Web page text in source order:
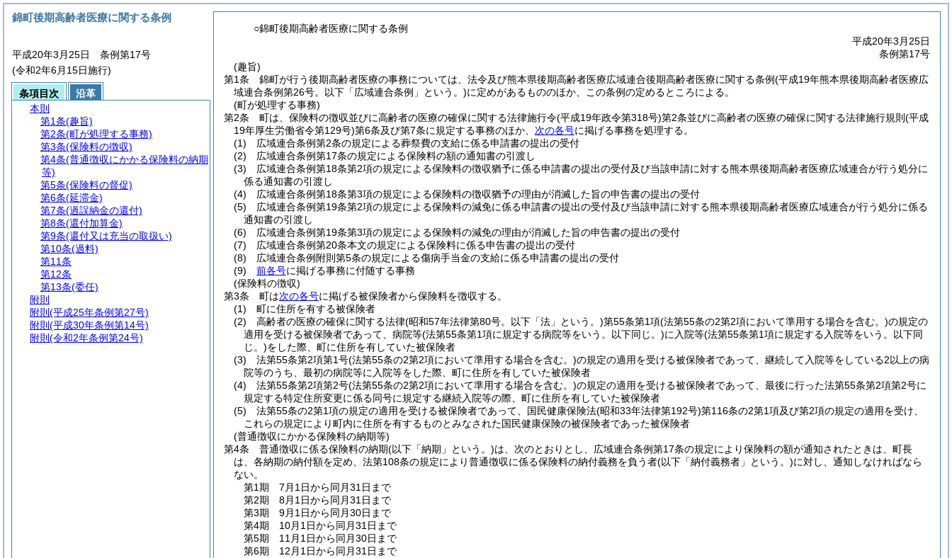
○錦町後期高齢者医療に関する条例
平成20年3月25日
条例第17号
(趣旨)
第1条
錦町が行う後期高齢者医療の事務については、法令及び熊本県後期高齢者医療広域連合後期高齢者医療に関する条例(平成19年熊本県後期高齢者医療広
域連合条例第26号。以下「広域連合条例」という。)に定めがあるもののほか、この条例の定めるところによる。
(町が処理する事務)
第2条
町は、保険料の徴収並びに高齢者の医療の確保に関する法律施行令(平成19年政令第318号)第2条並びに高齢者の医療の確保に関する法律施行規則 (平成
19年厚生労働省令第129号)第6条及び第7条に規定する事務のほか、 次の各号に掲げる事務を処理する。
(1)
広域連合条例第2条の規定による葬祭費の支給に係る申請書の提出の受付
(2)
広域連合条例第17条の規定による保険料の額の通知書の引渡し
(3)
広域連合条例第18条第2項の規定による保険料の徴収猶予に係る申請書の提出の受付及び当該申請に対する熊本県後期高齢者医療広域連合が行う処分に
係る通知書の引渡し
(4)
広域連合条例第18条第3項の規定による保険料の徴収猶予の理由が消滅した旨の申告書の提出の受付
(5)
広域連合条例第19条第2項の規定による保険料の減免に係る申請書の提出の受付及び当該申請に対する熊本県後期高齢者医療広域連合が行う処分に係る
通知書の引渡し
(6)
広域連合条例第19条第3項の規定による保険料の減免の理由が消滅した旨の申告書の提出の受付
(7)
広域連合条例第20条本文の規定による保険料に係る申告書の提出の受付
(8)
広域連合条例附則第5条の規定による傷病手当金の支給に係る申請書の提出の受付
(9)
前各号に掲げる事務に付随する事務
(保険料の徴収)
第3条
町は次の各号に掲げる被保険者から保険料を徴収する。
(1)
町に住所を有する被保険者
(2)
高齢者の医療の確保に関する法律(昭和57年法律第80号。以下「法」という。)第55条第1項(法第55条の2第2項において準用する場合を含む。)の規定の
適用を受ける被保険者であって、病院等(法第55条第1項に規定する病院等をいう。以下同じ。)に入院等(法第55条第1項に規定する入院等をいう。以下同
じ。)をした際、町に住所を有していた被保険者
(3)
法第55条第2項第1号(法第55条の2第2項において準用する場合を含む。)の規定の適用を受ける被保険者であって、継続して入院等をしている2以上の病
院等のうち、最初の病院等に入院等をした際、町に住所を有していた被保険者
(4)
法第55条第2項第2号(法第55条の2第2項において準用する場合を含む。)の規定の適用を受ける被保険者であって、最後に行った法第55条第2項第2号に
規定する特定住所変更に係る同号に規定する継続入院等の際、町に住所を有していた被保険者
(5)
法第55条の2第1項の規定の適用を受ける被保険者であって、国民健康保険法(昭和33年法律第192号)第116条の2第1項及び第2項の規定の適用を受け、
これらの規定により町内に住所を有するものとみなされた国民健康保険の被保険者であった被保険者
(普通徴収にかかる保険料の納期等)
第4条
普通徴収に係る保険料の納期(以下「納期」という。)は、次のとおりとし、広域連合条例第17条の規定により保険料の額が通知されたときは、町長
は、各納期の納付額を定め、法第108条の規定により普通徴収に係る保険料の納付義務を負う者(以下「納付義務者」という。)に対し、通知しなければなら
ない。
第1期 7月1日から同月31日まで
第2期 8月1日から同月31日まで
第3期 9月1日から同月30日まで
第4期 10月1日から同月31日まで
第5期 11月1日から同月30日まで
第6期 12月1日から同月31日まで
錦町後期高齢者医療に関する条例
平成20年3月25日 条例第17号
(令和2年6月15日施行)
条項目次
沿革
本則
第1条(趣旨)
第2条(町が処理する事務)
第3条(保険料の徴収)
第4条(普通徴収にかかる保険料の納期
等)
第5条(保険料の督促)
第6条(延滞金)
第7条(過誤納金の還付)
第8条(還付加算金)
第9条(還付又は充当の取扱い)
第10条(過料)
第11条
第12条
第13条(委任)
附則
附則 (平成25年条例第27号)
附則 (平成30年条例第14号)
附則 (令和2年条例第24号)